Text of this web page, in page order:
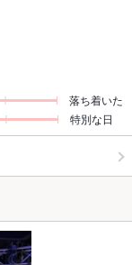
落ち着いた
特別な日